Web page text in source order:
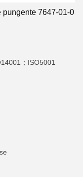
7647-01-0
；ISO5001